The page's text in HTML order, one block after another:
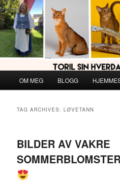
Skip
to
primary
content
Skip
to
secondary
content
OM MEG BLOGG
TAG ARCHIVES:LØVETANN
BILDER AV VAKRE